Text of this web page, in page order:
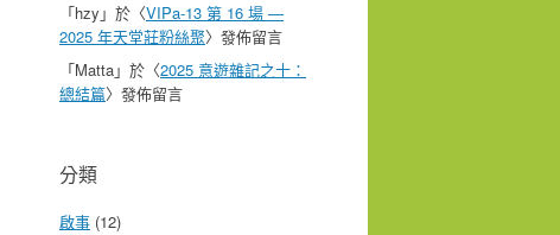
「hzy 」於〈VIPa-13 第 16 場 —
2025 年天堂莊粉絲聚〉發佈留言
「Matta」於〈2025 意遊雜記之十：
總結篇〉發佈留言
分類
啟事 (12)